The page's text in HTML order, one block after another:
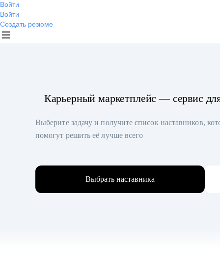
Войти
Войти
Создать резюме
Карьерный маркетплейс — сервис
Выберите задачу и получите список наставников,
помогут решить её лучше всего
Выбрать наставника